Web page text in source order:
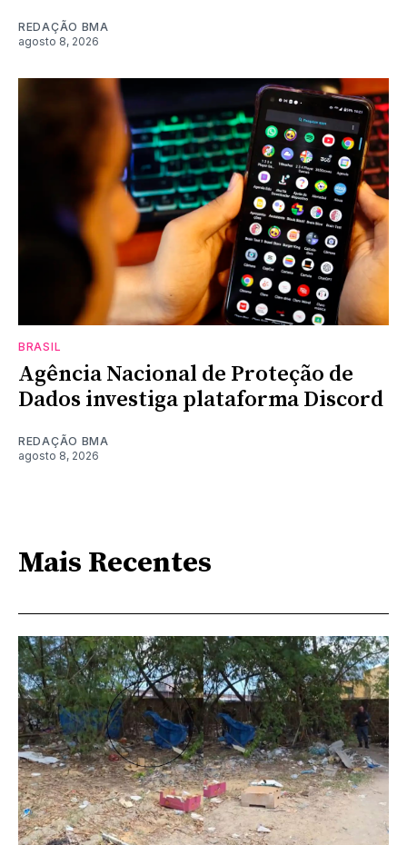
REDAÇÃO BMA
agosto 8, 2026
BRASIL
Agência Nacional de Proteção de
Dados investiga plataforma Discord
REDAÇÃO BMA
agosto 8, 2026
Mais Recentes